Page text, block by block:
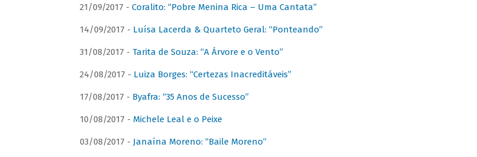
21/09/2017 - Coralito: “Pobre Menina Rica – Uma Cantata”
14/09/2017 - Luísa Lacerda & Quarteto Geral: “Ponteando”
31/08/2017 - Tarita de Souza: “A Árvore e o Vento”
24/08/2017 - Luiza Borges: “Certezas Inacreditáveis”
17/08/2017 - Byafra: “35 Anos de Sucesso”
10/08/2017 - Michele Leal e o Peixe
03/08/2017 - Janaína Moreno: “Baile Moreno”